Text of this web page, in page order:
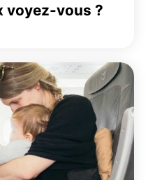
voyez-vous ?